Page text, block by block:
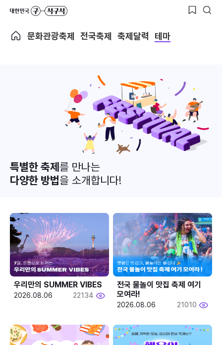
문화관광축제 전국축제 축제달력 테마
특별한 축제를 만나는
다양한 방법을 소개합니다!
우리만의 SUMMER VIBES
2026.08.06 22134
전국 물놀이 맛집 축제 여기
모여라!
2026.08.06 21010